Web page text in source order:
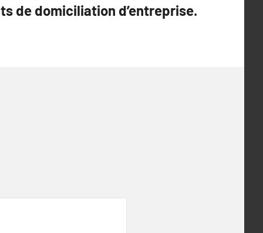
de domiciliation d’entreprise.